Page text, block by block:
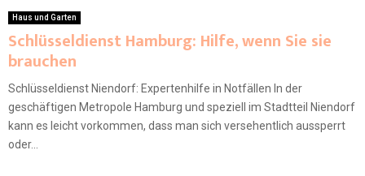
Haus und Garten
Schlüsseldienst Hamburg: Hilfe, wenn Sie sie
brauchen
Schlüsseldienst Niendorf: Expertenhilfe in Notfällen In der
geschäftigen Metropole Hamburg und speziell im Stadtteil Niendorf
kann es leicht vorkommen, dass man sich versehentlich aussperrt
oder...